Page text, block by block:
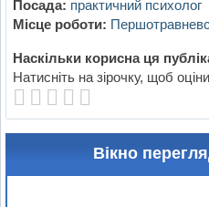
Посада: практичний психолог
Місце роботи:
Наскільки корисна ця
Натисніть на зірочку, щоб
Вікно